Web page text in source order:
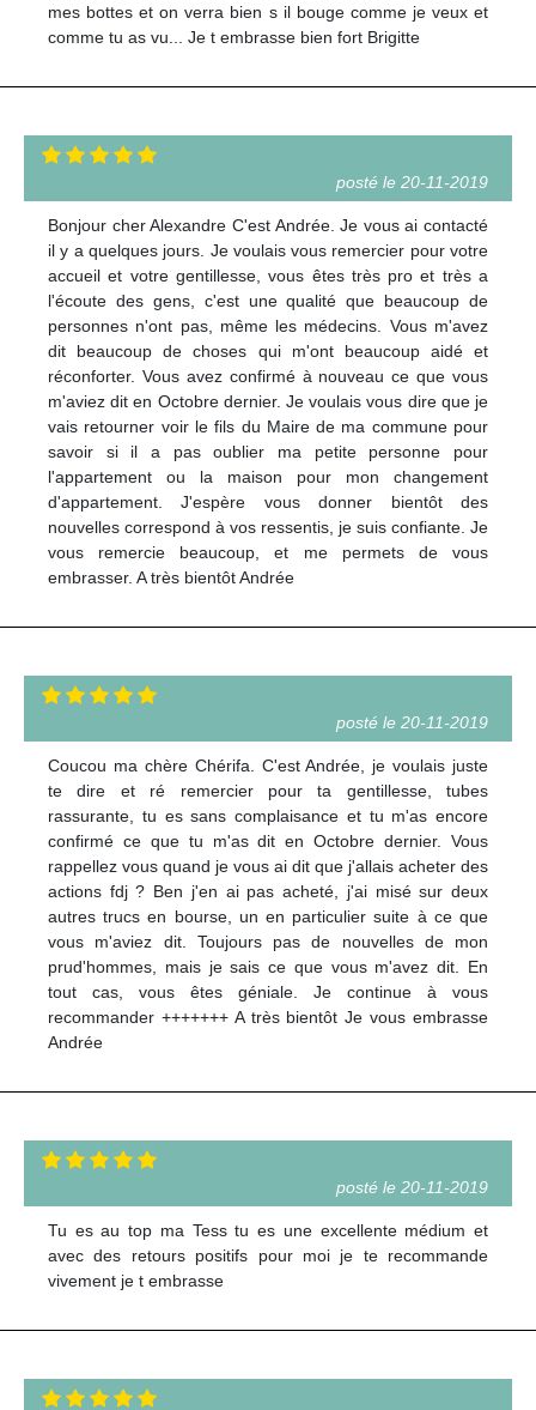
mes bottes et on verra bien s il bouge comme je veux et
comme tu as vu... Je t embrasse bien fort Brigitte
posté le 20-11-2019
Bonjour cher Alexandre C'est Andrée. Je vous ai contacté
il y a quelques jours. Je voulais vous remercier pour votre
accueil et votre gentillesse, vous êtes très pro et très a
l'écoute des gens, c'est une qualité que beaucoup de
personnes n'ont pas, même les médecins. Vous m'avez
dit beaucoup de choses qui m'ont beaucoup aidé et
réconforter. Vous avez confirmé à nouveau ce que vous
m'aviez dit en Octobre dernier. Je voulais vous dire que je
vais retourner voir le fils du Maire de ma commune pour
savoir si il a pas oublier ma petite personne pour
l'appartement ou la maison pour mon changement
d'appartement. J'espère vous donner bientôt des
nouvelles correspond à vos ressentis, je suis confiante. Je
vous remercie beaucoup, et me permets de vous
embrasser. A très bientôt Andrée
posté le 20-11-2019
Coucou ma chère Chérifa. C'est Andrée, je voulais juste
te dire et ré remercier pour ta gentillesse, tubes
rassurante, tu es sans complaisance et tu m'as encore
confirmé ce que tu m'as dit en Octobre dernier. Vous
rappellez vous quand je vous ai dit que j'allais acheter des
actions fdj ? Ben j'en ai pas acheté, j'ai misé sur deux
autres trucs en bourse, un en particulier suite à ce que
vous m'aviez dit. Toujours pas de nouvelles de mon
prud'hommes, mais je sais ce que vous m'avez dit. En
tout cas, vous êtes géniale. Je continue à vous
recommander +++++++ A très bientôt Je vous embrasse
Andrée
posté le 20-11-2019
Tu es au top ma Tess tu es une excellente médium et
avec des retours positifs pour moi je te recommande
vivement je t embrasse